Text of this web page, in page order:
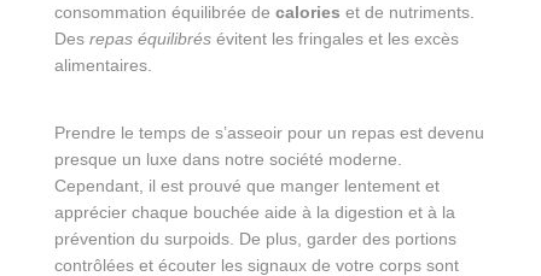
consommation équilibrée de calories et de nutriments.
Des repas équilibrésévitent les fringales et les excès
alimentaires.
Prendre le temps de s’asseoir pour un repas est devenu
presque un luxe dans notre société moderne.
Cependant, il est prouvé que manger lentement et
apprécier chaque bouchée aide à la digestion et à la
prévention du surpoids. De plus, garder des portions
contrôlées et écouter les signaux de votre corps sont